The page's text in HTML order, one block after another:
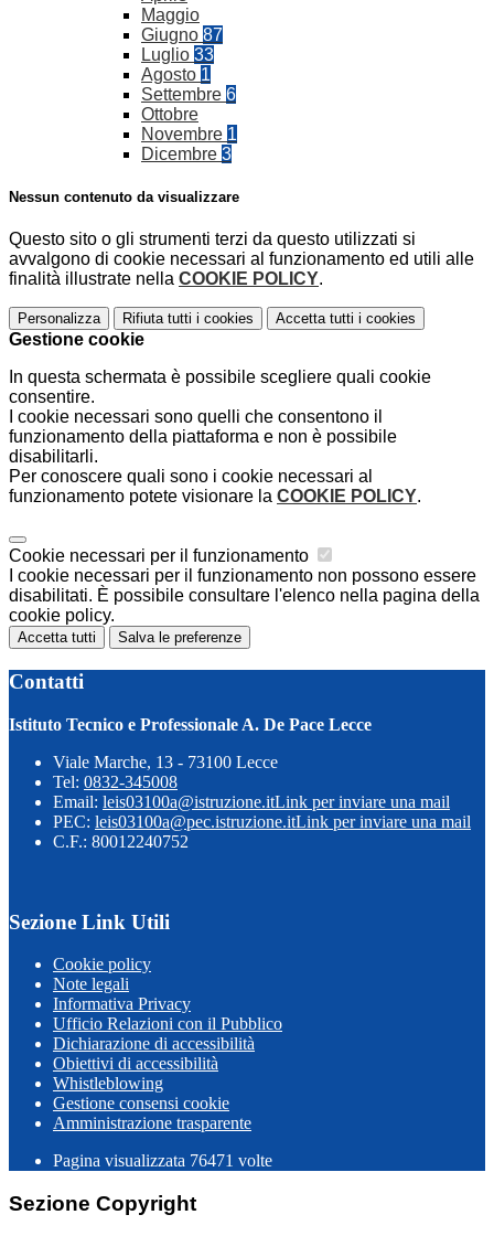
Maggio
Giugno 87
Luglio 33
Agosto 1
Settembre 6
Ottobre
Novembre 1
Dicembre 3
Nessun contenuto da visualizzare
Questo sito o gli strumenti terzi da questo utilizzati si
avvalgono di cookie necessari al funzionamento ed utili alle
finalità illustrate nella COOKIE POLICY.
Personalizza Rifiuta tutti i cookies Accetta tutti i cookies
Gestione cookie
In questa schermata è possibile scegliere quali cookie
consentire.
I cookie necessari sono quelli che consentono il
funzionamento della piattaforma e non è possibile
disabilitarli.
Per conoscere quali sono i cookie necessari al
funzionamento potete visionare la COOKIE POLICY.
Cookie necessari per il funzionamento
I cookie necessari per il funzionamento non possono essere
disabilitati. È possibile consultare l'elenco nella pagina della
cookie policy.
Accetta tutti Salva le preferenze
Contatti
Istituto Tecnico e Professionale A. De Pace Lecce
Viale Marche, 13 - 73100 Lecce
Tel: 0832-345008
Email: leis03100a@istruzione.itLink per inviare una mail
PEC: leis03100a@pec.istruzione.itLink per inviare una mail
C.F.: 80012240752
Sezione Link Utili
Cookie policy
Note legali
Informativa Privacy
Ufficio Relazioni con il Pubblico
Dichiarazione di accessibilità
Obiettivi di accessibilità
Whistleblowing
Gestione consensi cookie
Amministrazione trasparente
Pagina visualizzata 76471 volte
Sezione Copyright